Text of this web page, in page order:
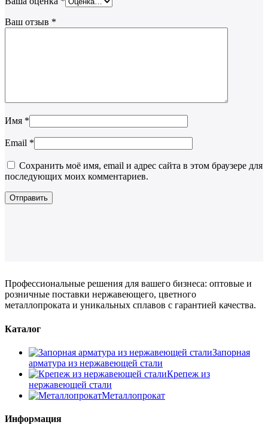
Ваш отзыв *
Имя *
Email *
Сохранить моё имя, email и адрес сайта в этом браузере для
последующих моих комментариев.
Профессиональные решения для вашего бизнеса: оптовые и
розничные поставки нержавеющего, цветного
металлопроката и уникальных сплавов с гарантией качества.
Каталог
Запорная
арматура из нержавеющей стали
Крепеж из
нержавеющей стали
Металлопрокат
Информация